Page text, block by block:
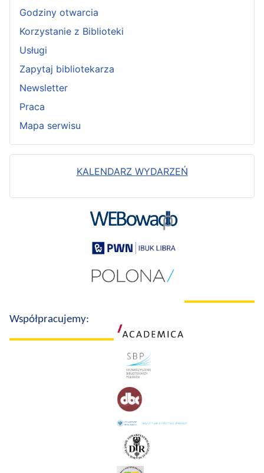
Godziny otwarcia
Korzystanie z Biblioteki
Usługi
Zapytaj bibliotekarza
Newsletter
Praca
Mapa serwisu
KALENDARZ WYDARZEŃ
Współpracujemy: